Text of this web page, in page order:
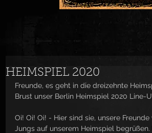
HEIMSPIEL 2020
Freunde, es geht in die dreizehnte
Brust unser Berlin Heimspiel 2020 Line-
Oi! Oi! Oi! - Hier sind sie, unsere Freunde
Jungs auf unserem Heimspiel